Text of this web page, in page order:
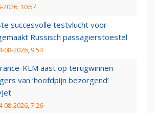
2026, 10:57
succesvolle testvlucht voor
Russisch passagierstoestel
08-2026, 9:54
KLM aast op terugwinnen
van ‘hoofdpijn bezorgend’
08-2026, 7:26